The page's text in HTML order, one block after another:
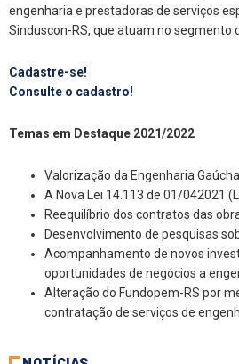
engenharia e prestadoras de serviços
Sinduscon-RS, que atuam no segmento
Cadastre-se!
Consulte o cadastro!
Temas em Destaque 2021/2022
Valorização da Engenharia
A Nova Lei 14.113 de 01/042021
Reequilíbrio dos contratos das
Desenvolvimento de pesquisas
Acompanhamento de novos
oportunidades de negócios a
Alteração do Fundopem-RS por
contratação de serviços de